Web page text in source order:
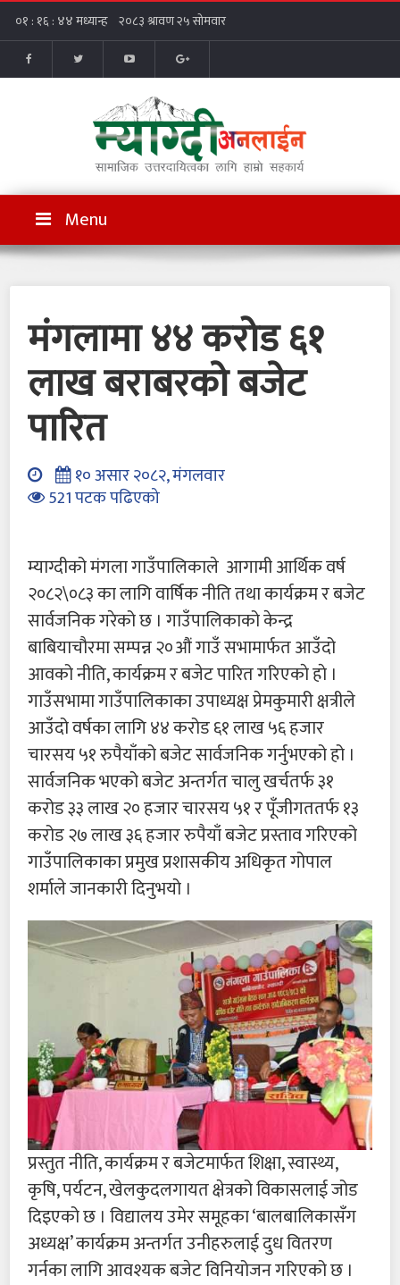
Menu
मंगलामा ४४ करोड ६१
लाख बराबरकाे बजेट
पारित
१० असार २०८२, मंगलवार
521 पटक पढिएको
म्याग्दीको मंगला गाउँपालिकाले आगामी आर्थिक वर्ष
२०८२\०८३ का लागि वार्षिक नीति तथा कार्यक्रम र बजेट
सार्वजनिक गरेको छ । गाउँपालिकाको केन्द्र
बाबियाचौरमा सम्पन्न २०औं गाउँ सभामार्फत आउँदो
आवको नीति, कार्यक्रम र बजेट पारित गरिएकाे हाे ।
गाउँसभामा गाउँपालिकाका उपाध्यक्ष प्रेमकुमारी क्षत्रीले
आउँदो वर्षका लागि ४४ करोड ६१ लाख ५६ हजार
चारसय ५१ रुपैयाँको बजेट सार्वजनिक गर्नुभएको हो ।
सार्वजनिक भएको बजेट अन्तर्गत चालु खर्चतर्फ ३१
करोड ३३ लाख २० हजार चारसय ५१ र पूँजीगततर्फ १३
करोड २७ लाख ३६ हजार रुपैयाँ बजेट प्रस्ताव गरिएको
गाउँपालिकाका प्रमुख प्रशासकीय अधिकृत गोपाल
शर्माले जानकारी दिनुभयो ।
प्रस्तुत नीति, कार्यक्रम र बजेटमार्फत शिक्षा, स्वास्थ्य,
कृषि, पर्यटन, खेलकुदलगायत क्षेत्रको विकासलाई जोड
दिइएको छ । विद्यालय उमेर समूहका ‘बालबालिकासँग
अध्यक्ष’ कार्यक्रम अन्तर्गत उनीहरुलाई दुध वितरण
गर्नका लागि आवश्यक बजेट विनियोजन गरिएको छ ।